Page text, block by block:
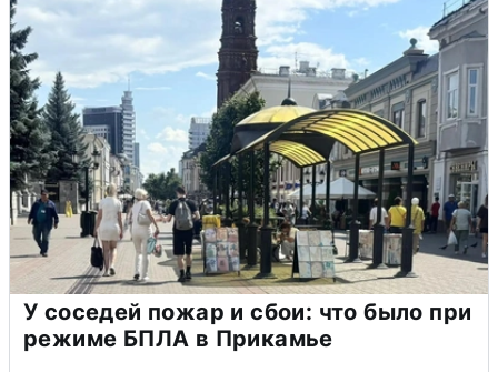
У соседей пожар и сбои: что было при
режиме БПЛА в Прикамье